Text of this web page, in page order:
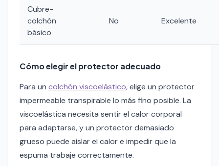
Cubre-
colchón
básico
No Excelente
Cómo elegir el protector adecuado
Para un colchón viscoelástico, elige un protector
impermeable transpirable lo más fino posible. La
viscoelástica necesita sentir el calor corporal
para adaptarse, y un protector demasiado
grueso puede aislar el calor e impedir que la
espuma trabaje correctamente.